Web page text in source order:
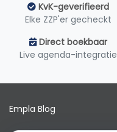
KvK-geverifieerd
Elke ZZP'er gecheckt
Direct boekbaar
Live agenda-integratie
Empla Blog